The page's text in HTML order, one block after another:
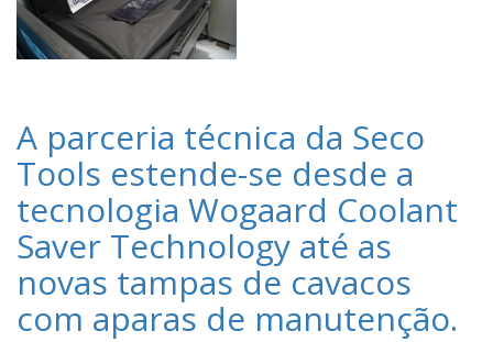
A parceria técnica da Seco
Tools estende-se desde a
tecnologia Wogaard Coolant
Saver Technology até as
novas tampas de cavacos
com aparas de manutenção.